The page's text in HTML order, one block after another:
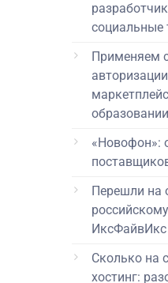
социальные
Применяем
образовании
«Новофон»:
Перешли на
ИксФайвИкс
Сколько на
хостинг: